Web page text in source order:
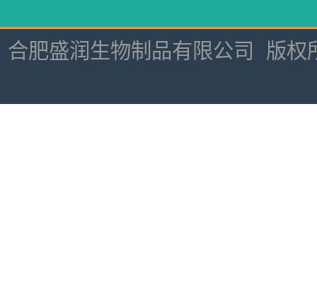
合肥盛润生物制品有限公司 版权